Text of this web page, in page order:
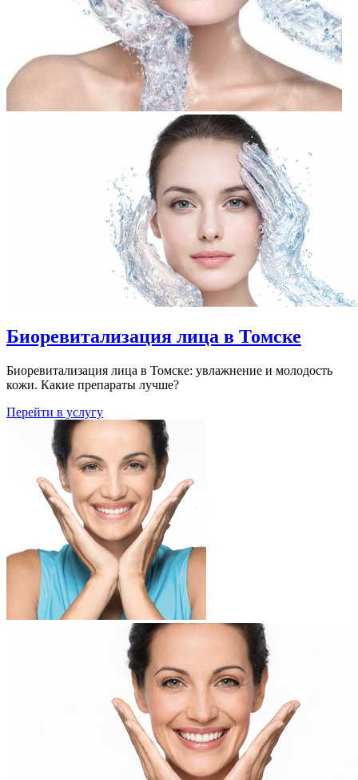
Биоревитализация лица в Томске
Биоревитализация лица в Томске: увлажнение и молодость
кожи. Какие препараты лучше?
Перейти в услугу